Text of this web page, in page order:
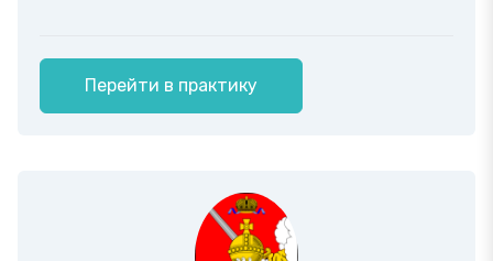
Перейти в практику